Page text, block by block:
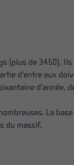
(plus de 3450).
d’entre eux
d’année,
La base
du massif.